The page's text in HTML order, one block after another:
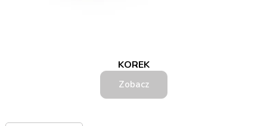
KOREK
Zobacz